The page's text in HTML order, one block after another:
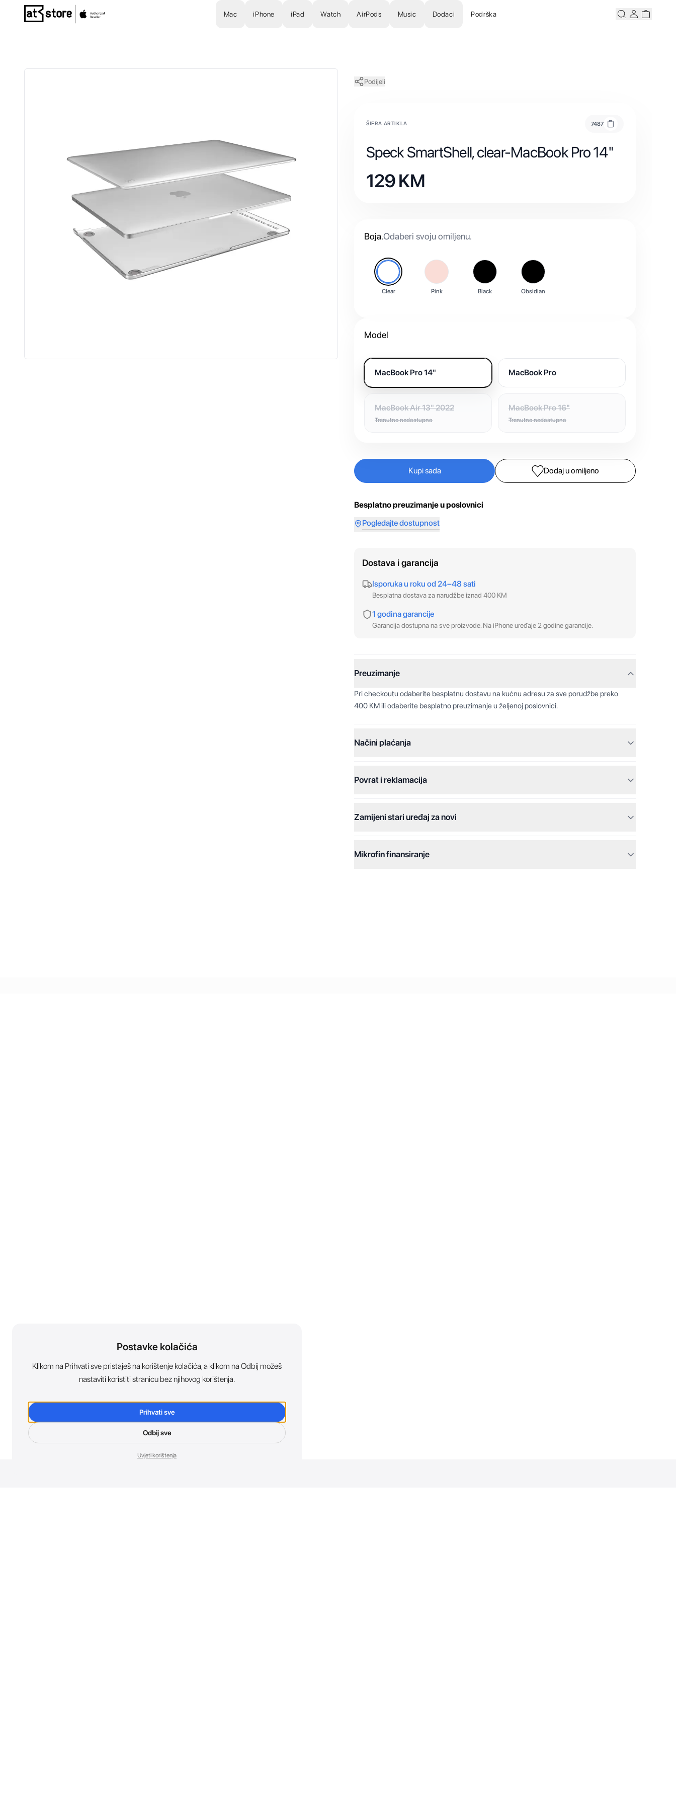
Posjetite početnu stranicu AT Store
Mac iPhone iPad Watch AirPods Music Dodaci Podrška PretražiKorisnicki
Podijeli
ŠIFRA ARTIKLA 7487
Speck SmartShell, clear-MacBook Pro 14"
129KM
Boja.Odaberi svoju omiljenu.
Clear Pink Black Obsidian
Model
MacBook Pro 14" MacBook Pro
MacBook Air 13" 2022
Trenutno nedostupno
MacBook Pro 16"
Trenutno nedostupno
Kupi sada Dodaj u omiljeno
Besplatno preuzimanje u poslovnici
Pogledajte dostupnost
Dostava i garancija
Isporuka u roku od 24–48 sati
Besplatna dostava za narudžbe iznad 400 KM
1 godina garancije
Garancija dostupna na sve proizvode. Na iPhone uređaje 2 godine garancije.
Preuzimanje
Pri checkoutu odaberite besplatnu dostavu na kućnu adresu za sve porudžbe preko
400 KM ili odaberite besplatno preuzimanje u željenoj poslovnici.
Načini plaćanja
Jednokratna plaćanja:
Dodatne opcije:
Online plaćanje na rate:
Povrat i reklamacija
Zamijeni stari uređaj za novi
Mikrofin finansiranje
Postavke kolačića
Klikom na Prihvati sve pristaješ na korištenje kolačića, a klikom na Odbij možeš
nastaviti koristiti stranicu bez njihovog korištenja.
Prihvati sve
Odbij sve
Uvjeti korištenja